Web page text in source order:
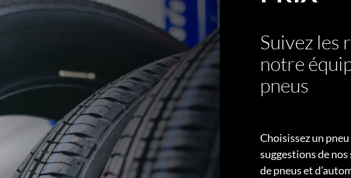
Suivez les
notre
pneus
Choisissez un
suggestions de
de pneus et